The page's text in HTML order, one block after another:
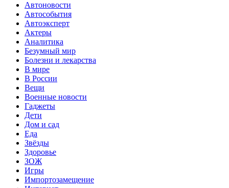
Автоновости
Автособытия
Автоэксперт
Актеры
Аналитика
Безумный мир
Болезни и лекарства
В мире
В России
Вещи
Военные новости
Гаджеты
Дети
Дом и сад
Еда
Звёзды
Здоровье
ЗОЖ
Игры
Импортозамещение